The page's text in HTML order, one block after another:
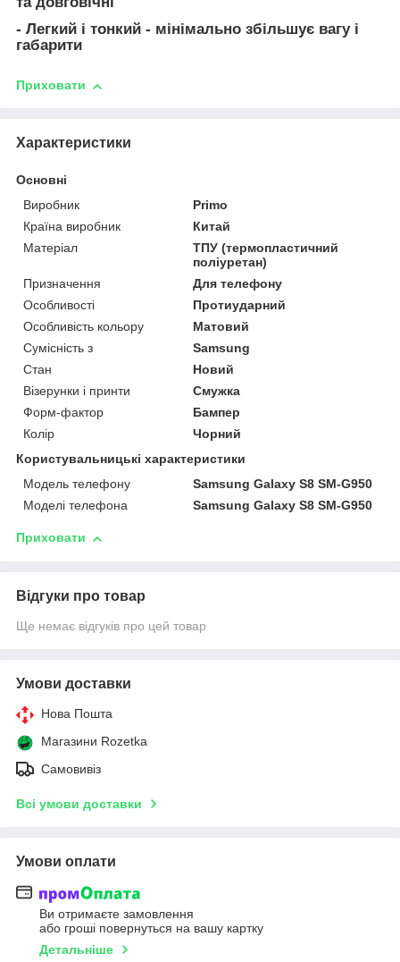
- Легкий і тонкий - мінімально збільшує вагу і
габарити
Приховати
Характеристики
Основні
Виробник
Primo
Країна виробник
Китай
Матеріал
ТПУ (термопластичний
поліуретан)
Призначення
Для телефону
Особливості
Протиударний
Особливість кольору
Матовий
Сумісність з
Samsung
Стан
Новий
Візерунки і принти
Смужка
Форм-фактор
Бампер
Колір
Чорний
Користувальницькі характеристики
Модель телефону
Samsung Galaxy S8 SM-G950
Моделі телефона
Samsung Galaxy S8 SM-G950
Приховати
Відгуки про товар
Ще немає відгуків про цей товар
Умови доставки
Нова Пошта
Магазини Rozetka
Самовивіз
Всі умови доставки
Умови оплати
Ви отримаєте замовлення
або гроші повернуться на вашу картку
Детальніше